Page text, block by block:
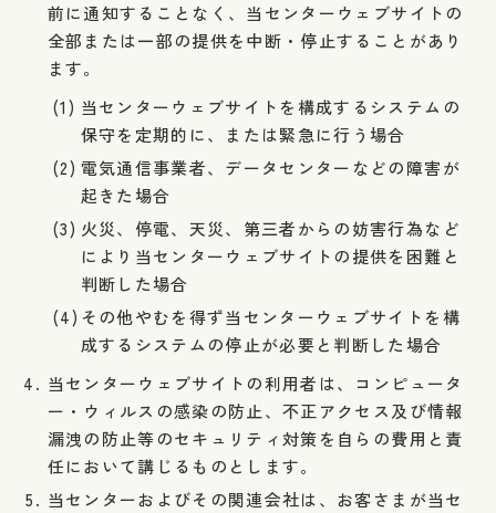
前に通知することなく、当センターウェブサイトの
全部または一部の提供を中断・停止することがあり
ます。
当センターウェブサイトを構成するシステムの
保守を定期的に、または緊急に行う場合
電気通信事業者、データセンターなどの障害が
起きた場合
火災、停電、天災、第三者からの妨害行為など
により当センターウェブサイトの提供を困難と
判断した場合
その他やむを得ず当センターウェブサイトを構
成するシステムの停止が必要と判断した場合
当センターウェブサイトの利用者は、コンピュータ
ー・ウィルスの感染の防止、不正アクセス及び情報
漏洩の防止等のセキュリティ対策を自らの費用と責
任において講じるものとします。
当センターおよびその関連会社は、お客さまが当セ